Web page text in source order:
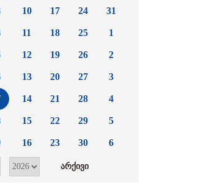
10
11
12
13
14
15
16
17
18
19
20
21
22
23
24
25
26
27
28
29
30
31
1
2
3
4
5
6